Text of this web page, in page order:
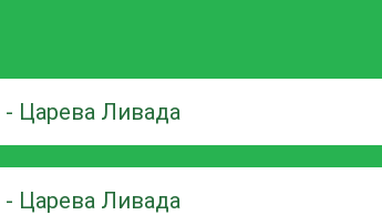
- Царева Ливада
- Царева Ливада